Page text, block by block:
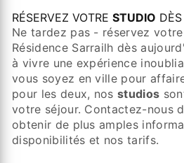
RÉSERVEZ VOTRE STUDIO
Ne tardez pas - réservez votre
Résidence Sarrailh dès
à vivre une expérience
vous soyez en ville pour
pour les deux, nosstudios
votre séjour. Contactez-nous
obtenir de plus amples
disponibilités et nos tarifs.